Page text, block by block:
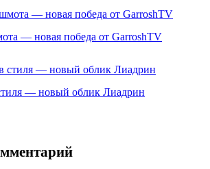
— новая победа от GarroshTV
— новый облик Лиадрин